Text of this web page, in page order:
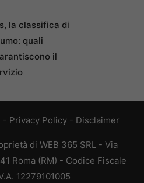
la classifica di
quali
il
- Privacy Policy - Disclaimer
di WEB 365 SRL - Via
Roma (RM) - Codice Fiscale
12279101005